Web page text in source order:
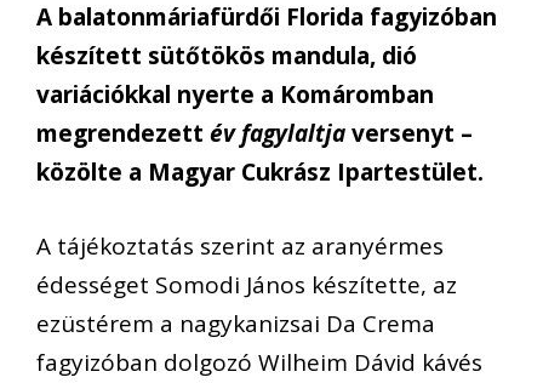
A balatonmáriafürdői Florida fagyizóban
készített sütőtökös mandula, dió
variációkkal nyerte a Komáromban
megrendezett év fagylaltjaversenyt –
közölte a Magyar Cukrász Ipartestület.
A tájékoztatás szerint az aranyérmes
édességet Somodi János készítette, az
ezüstérem a nagykanizsai Da Crema
fagyizóban dolgozó Wilheim Dávid kávés